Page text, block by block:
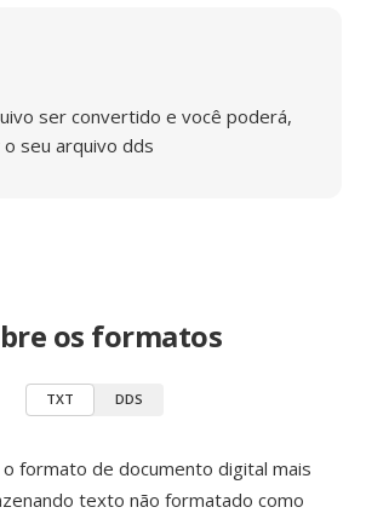
ser convertido e você poderá,
seu arquivo dds
os formatos
TXT DDS
formato de documento digital mais
texto não formatado como